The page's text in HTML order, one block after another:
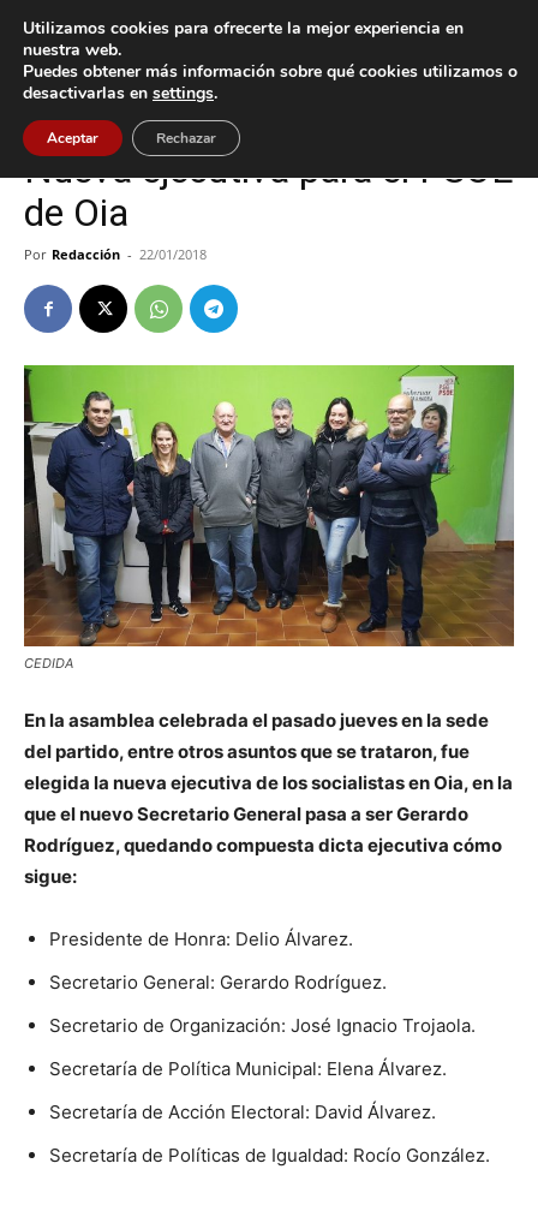
Inicio Oia
Oia Política
Nueva ejecutiva para el PSOE
de Oia
Por Redacción - 22/01/2018
CEDIDA
En la asamblea celebrada el pasado jueves en la sede
del partido, entre otros asuntos que se trataron, fue
elegida la nueva ejecutiva de los socialistas en Oia, en la
que el nuevo Secretario General pasa a ser Gerardo
Rodríguez, quedando compuesta dicta ejecutiva cómo
sigue:
Presidente de Honra: Delio Álvarez.
Secretario General: Gerardo Rodríguez.
Secretario de Organización: José Ignacio Trojaola.
Secretaría de Política Municipal: Elena Álvarez.
Secretaría de Acción Electoral: David Álvarez.
Secretaría de Políticas de Igualdad: Rocío González.
Utilizamos cookies para ofrecerte la mejor experiencia en
nuestra web.
Puedes obtener más información sobre qué cookies utilizamos o
desactivarlas en settings.
Aceptar Rechazar